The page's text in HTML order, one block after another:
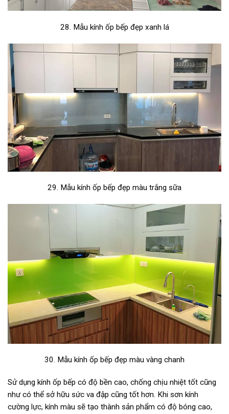
28. Mẫu kính ốp bếp đẹp xanh lá
29. Mẫu kính ốp bếp đẹp màu trắng sữa
30. Mẫu kính ốp bếp đẹp màu vàng chanh
Sử dụng kính ốp bếp có độ bền cao, chống chịu nhiệt tốt cũng
như có thể sở hữu sức va đập cũng tốt hơn. Khi sơn kính
cường lực, kính màu sẽ tạo thành sản phẩm có độ bóng cao,